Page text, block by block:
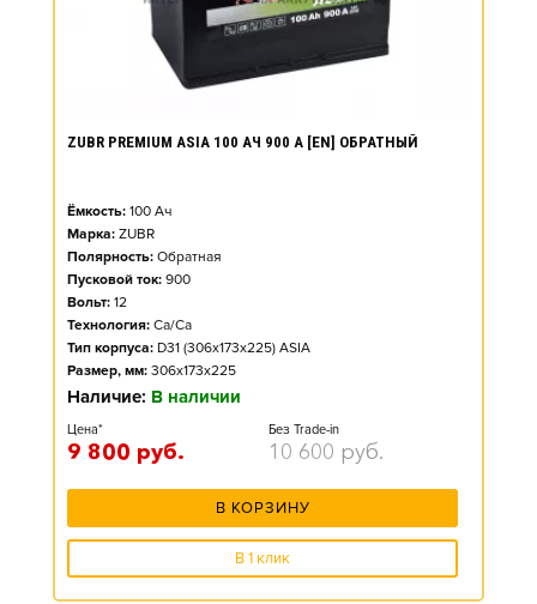
ZUBR PREMIUM ASIA 100 АЧ 900 А [EN] ОБРАТНЫЙ
Ёмкость: 100 Ач
Марка: ZUBR
Полярность: Обратная
Пусковой ток: 900
Вольт: 12
Технология: Ca/Ca
Тип корпуса: D31 (306x173x225) ASIA
Размер, мм: 306x173x225
Наличие: В наличии
Цена*
9 800 руб.
Без Trade-in
10 600 руб.
В КОРЗИНУ
В 1 клик